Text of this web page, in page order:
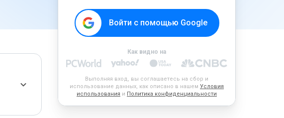
Войти с помощью Google
Как видно на
Выполняя вход, вы соглашаетесь на сбор и
использование данных, как описано в нашем Условия
использования и Политика конфиденциальности